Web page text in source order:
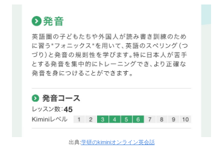
出典:学研のkiminiオンライン英会話